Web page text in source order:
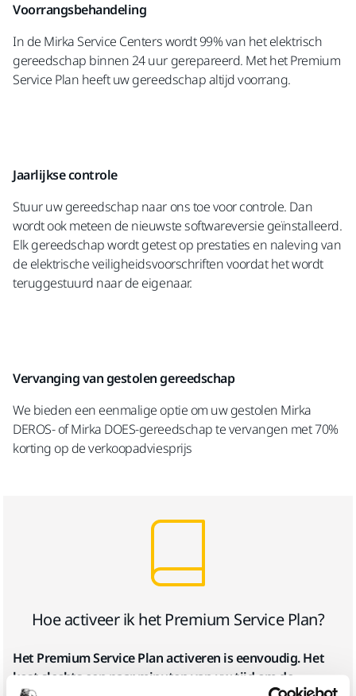
Voorrangsbehandeling
In de Mirka Service Centers wordt 99% van het elektrisch
gereedschap binnen 24 uur gerepareerd. Met het Premium
Service Plan heeft uw gereedschap altijd voorrang.
Jaarlijkse controle
Stuur uw gereedschap naar ons toe voor controle. Dan
wordt ook meteen de nieuwste softwareversie geïnstalleerd.
Elk gereedschap wordt getest op prestaties en naleving van
de elektrische veiligheidsvoorschriften voordat het wordt
teruggestuurd naar de eigenaar.
Vervanging van gestolen gereedschap
We bieden een eenmalige optie om uw gestolen Mirka
DEROS- of Mirka DOES-gereedschap te vervangen met 70%
korting op de verkoopadviesprijs
Hoe activeer ik het Premium Service Plan?
Het Premium Service Plan activeren is eenvoudig. Het
kost slechts een paar minuten van uw tijd om de